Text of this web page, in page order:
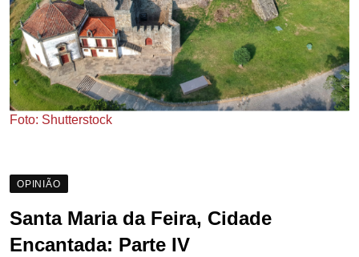
Foto: Shutterstock
OPINIÃO
Santa Maria da Feira, Cidade
Encantada: Parte IV